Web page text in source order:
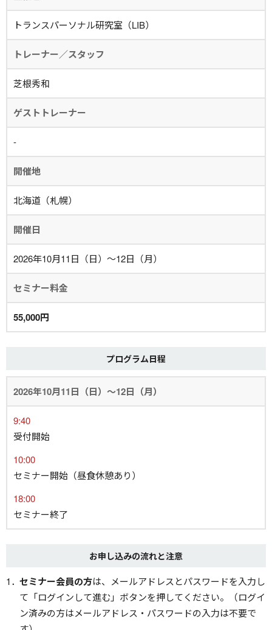
トランスパーソナル研究室（LIB）
トレーナー／スタッフ
芝根秀和
ゲストトレーナー
-
開催地
北海道（札幌）
開催日
2026年10月11日（日）～12日（月）
セミナー料金
55,000円
プログラム日程
2026年10月11日（日）～12日（月）
9:40
受付開始
10:00
セミナー開始（昼食休憩あり）
18:00
セミナー終了
お申し込みの流れと注意
セミナー会員の方は、メールアドレスとパスワードを入力し
て「ログインして進む」ボタンを押してください。（ログイ
ン済みの方はメールアドレス・パスワードの入力は不要で